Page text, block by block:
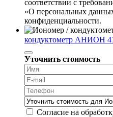
соответствии с
«О персональных
конфиденциальности.
кондуктометр АНИОН
Уточнить стоимость
Согласие на